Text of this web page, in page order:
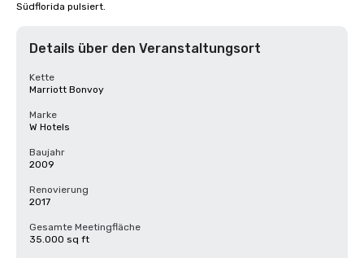
Südflorida pulsiert.
Details über den Veranstaltungsort
Kette
Marriott Bonvoy
Marke
W Hotels
Baujahr
2009
Renovierung
2017
Gesamte Meetingfläche
35.000 sq ft